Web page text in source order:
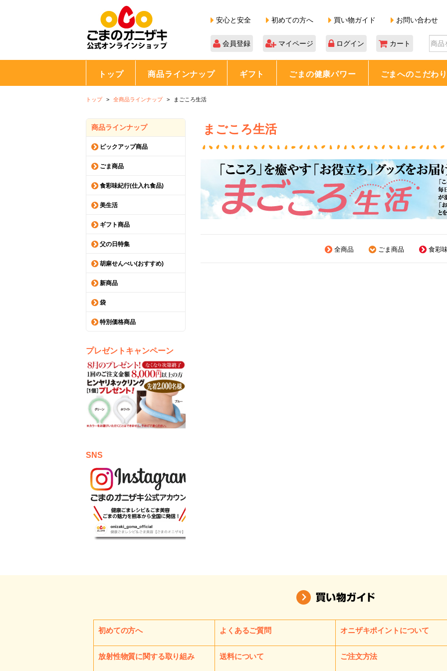
安心と安全 初めての方へ 買い物ガイド お問い合わせ
会員登録 マイページ ログイン カート
トップ 商品ラインナップ ギフト ごまの健康パワー ごまへのこだわ
トップ 全商品ラインナップ まごころ生活
商品ラインナップ
ピックアップ商品
ごま商品
食彩味紀行(仕入れ食品)
美生活
ギフト商品
父の日特集
胡麻せんべい(おすすめ)
新商品
袋
特別価格商品
プレゼントキャンペーン
SNS
まごころ生活
全商品 ごま商品 食彩
初めての方へ よくあるご質問 オニザキポイントについて
放射性物質に関する取り組み 送料について ご注文方法